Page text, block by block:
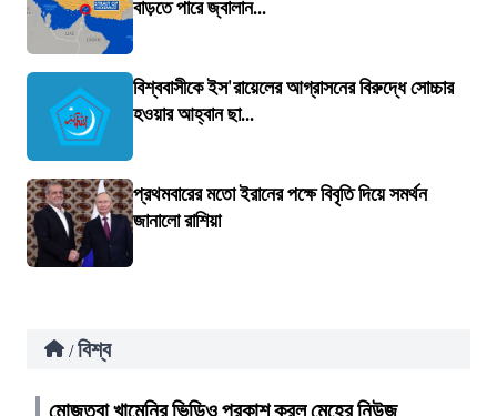
বাড়তে পারে জ্বালান...
বিশ্ববাসীকে ইস'রায়েলের আগ্রাসনের বিরুদ্ধে সোচ্চার
হওয়ার আহ্বান ছা...
প্রথমবারের মতো ইরানের পক্ষে বিবৃতি দিয়ে সমর্থন
জানালো রাশিয়া
/ বিশ্ব